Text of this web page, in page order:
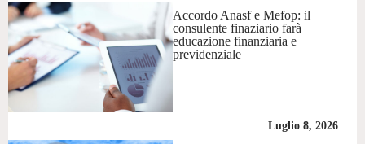
Accordo Anasf e Mefop: il
consulente finaziario farà
educazione finanziaria e
previdenziale
Luglio 8, 2026